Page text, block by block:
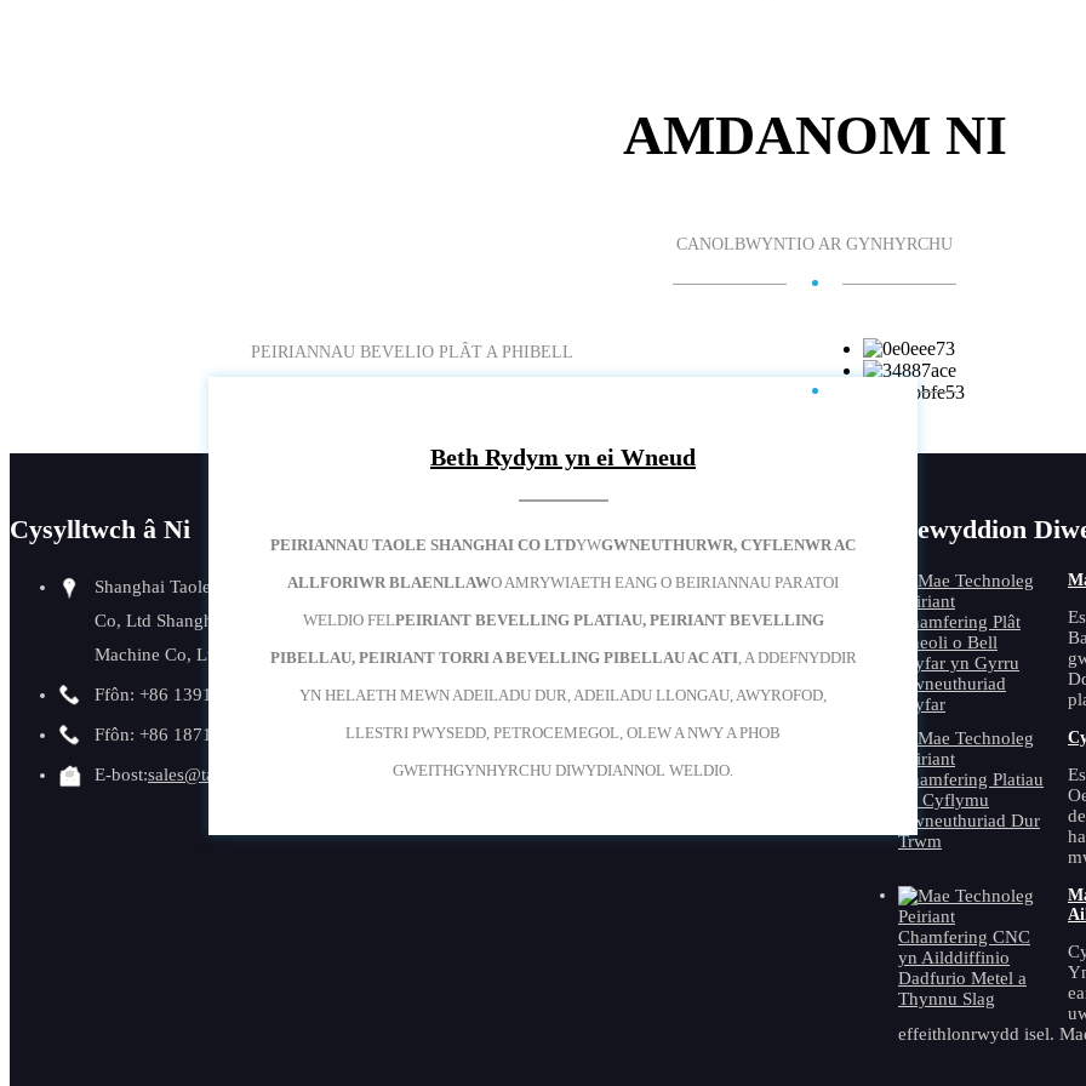
AMDANOM NI
CANOLBWYNTIO AR GYNHYRCHU
Beth Rydym yn ei Wneud
PEIRIANNAU TAOLE SHANGHAI CO LTDYWGWNEUTHURWR, CYFLENWR AC
ALLFORIWR BLAENLLAWO AMRYWIAETH EANG O BEIRIANNAU PARATOI
WELDIO FELPEIRIANT BEVELLING PLATIAU, PEIRIANT BEVELLING
PIBELLAU, PEIRIANT TORRI A BEVELLING PIBELLAU AC ATI, A DDEFNYDDIR
YN HELAETH MEWN ADEILADU DUR, ADEILADU LLONGAU, AWYROFOD,
LLESTRI PWYSEDD, PETROCEMEGOL, OLEW A NWY A PHOB
GWEITHGYNHYRCHU DIWYDIANNOL WELDIO.
PEIRIANNAU BEVELIO PLÂT A PHIBELL
Cysylltwch â Ni
Shanghai Taole Machine
Co, Ltd Shanghai Taole
Machine Co, Ltd
Ffôn: +86 13917053771
Ffôn: +86 18717764772
E-bost:sales@taole.com.cn
Am ymholiadau am ein cynnyrch neu restr
mewn cysylltiad o fewn 24 awr.
Ymholiad am y Rhestr Brisiau
Newyddion
effeithlonrwydd isel.